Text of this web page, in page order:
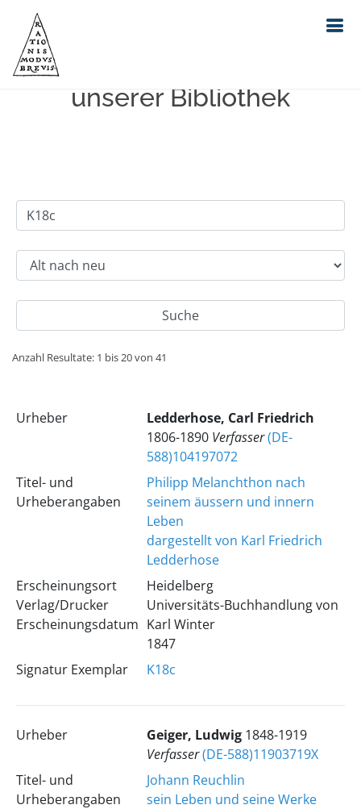
Einfache Suche im Bestand
unserer Bibliothek
Anzahl Resultate: 1 bis 20 von 41
Urheber
Ledderhose, Carl Friedrich
1806-1890 Verfasser(DE-
588)104197072
Titel- und
Urheberangaben
Philipp Melanchthon nach
seinem äussern und innern
Leben
dargestellt von Karl Friedrich
Ledderhose
Erscheinungsort
Verlag/Drucker
Erscheinungsdatum
Heidelberg
Universitäts-Buchhandlung von
Karl Winter
1847
Signatur Exemplar
K18c
Urheber Geiger, Ludwig 1848-1919
Verfasser(DE-588)11903719X
Titel- und
Urheberangaben
Johann Reuchlin
sein Leben und seine Werke